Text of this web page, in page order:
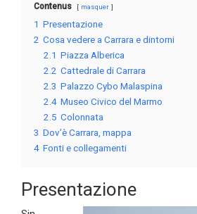
Contenus masquer
1 Presentazione
2 Cosa vedere a Carrara e dintorni
2.1 Piazza Alberica
2.2 Cattedrale di Carrara
2.3 Palazzo Cybo Malaspina
2.4 Museo Civico del Marmo
2.5 Colonnata
3 Dov’è Carrara, mappa
4 Fonti e collegamenti
Presentazione